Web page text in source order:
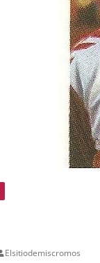
Elsitiodemiscromos